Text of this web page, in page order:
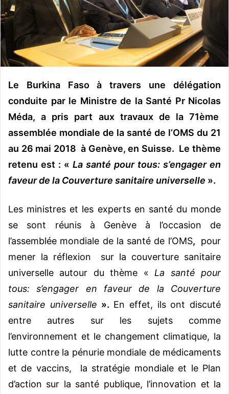
u
c
o
r
r
e
Le Burkina Faso à travers une délégation
conduite par le Ministre de la Santé Pr Nicolas
Méda, a pris part aux travaux de la 71ème
assemblée mondiale de la santé de l’OMS du 21
au 26 mai 2018 à Genève, en Suisse. Le thème
retenu est : « La santé pour tous: s’engager en
faveur de la Couverture sanitaire universelle ».
Les ministres et les experts en santé du monde
se sont réunis à Genève à l’occasion de
l’assemblée mondiale de la santé de l’OMS,
pour
mener la réflexion sur la couverture sanitaire
universelle autour du thème « La santé pour
tous: s’engager en faveur de la Couverture
sanitaire universelle ». En effet, ils ont discuté
entre autres sur les sujets comme
l’environnement et le changement climatique, la
lutte contre la pénurie mondiale de médicaments
et de vaccins, la stratégie mondiale et le Plan
d’action sur la santé publique, l’innovation et la